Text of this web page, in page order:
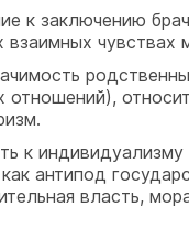
к заключению
взаимных чувствах
отношений),
к
антипод
власть,